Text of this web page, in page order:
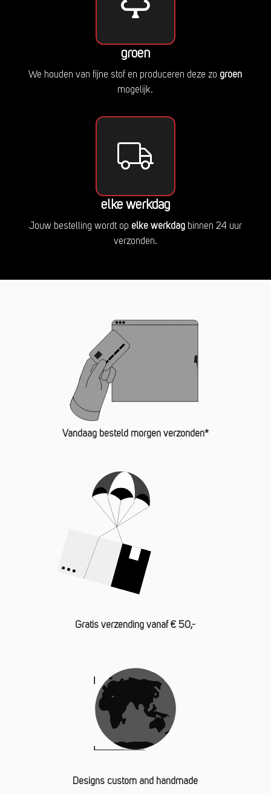
groen
We houden van fijne stof en produceren deze zo groen
mogelijk.
elke werkdag
Jouw bestelling wordt op elke werkdagbinnen 24 uur
verzonden.
Vandaag besteld morgen verzonden*
Gratis verzending vanaf € 50,-
Designs custom and handmade